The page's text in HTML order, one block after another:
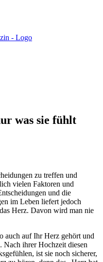
was sie fühlt
zu treffen und
vielen Faktoren und
und die
im Leben liefert jedoch
Herz. Davon wird man nie
auch auf Ihr Herz gehört und
Nach ihrer Hochzeit diesen
ist sie noch sicherer,